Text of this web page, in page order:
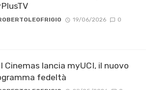
19/06/2026 0
Cinemas lancia myUCI, il nuovo
fedeltà